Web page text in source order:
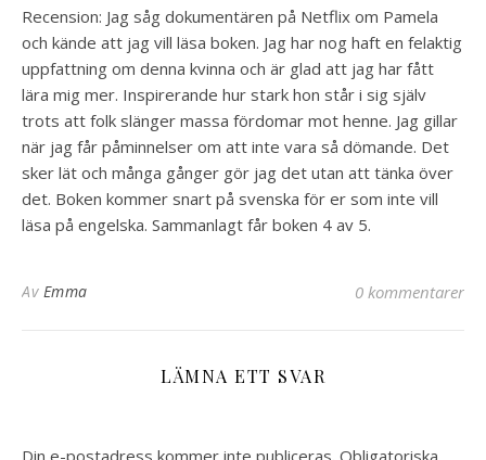
Recension: Jag såg dokumentären på Netflix om Pamela
och kände att jag vill läsa boken. Jag har nog haft en felaktig
uppfattning om denna kvinna och är glad att jag har fått
lära mig mer. Inspirerande hur stark hon står i sig själv
trots att folk slänger massa fördomar mot henne. Jag gillar
när jag får påminnelser om att inte vara så dömande. Det
sker lät och många gånger gör jag det utan att tänka över
det. Boken kommer snart på svenska för er som inte vill
läsa på engelska. Sammanlagt får boken 4 av 5.
Av Emma 0 kommentarer
LÄMNA ETT SVAR
Din e-postadress kommer inte publiceras. Obligatoriska